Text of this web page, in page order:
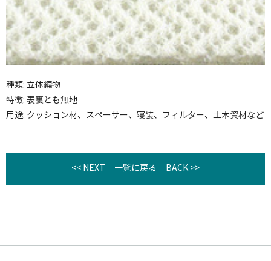
種類: 立体編物
特徴: 表裏とも無地
用途: クッション材、スペーサー、寝装、フィルター、土木資材など
<< NEXT 一覧に戻る BACK >>